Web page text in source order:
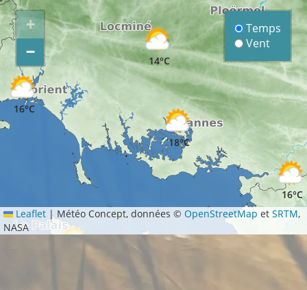
14°C
16°C
14°C
16°C
18°C
+
−
Temps
Vent
Leaflet | Météo Concept, données ©OpenStreetMap etSRTM,
NASA